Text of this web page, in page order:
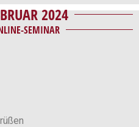
2024
SEMINAR